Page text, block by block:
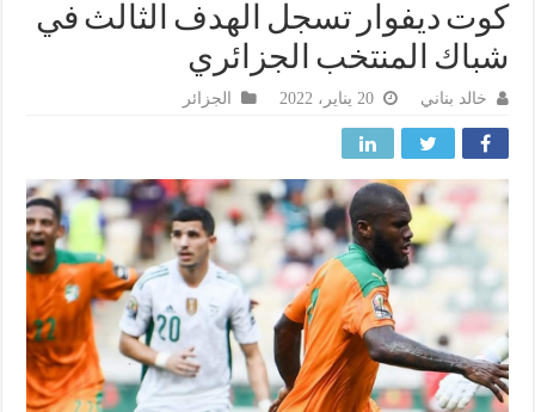
ديفوار تسجل الهدف الثالث في
المنتخب الجزائري
خالد بناني الجزائر